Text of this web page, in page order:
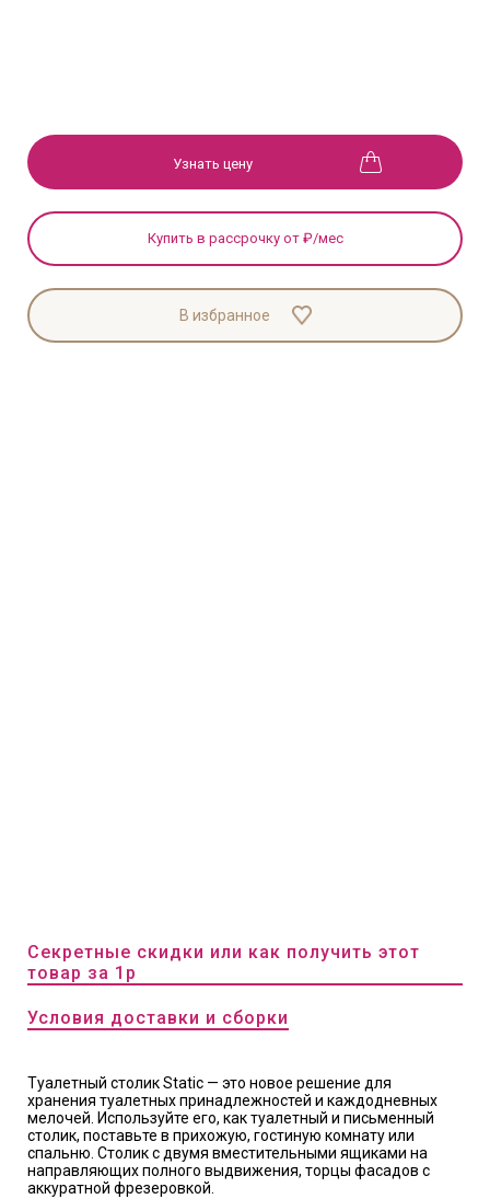
Узнать цену
Купить в рассрочку от ₽/мес
В избранное
Секретные скидки или как получить этот
товар за 1р
Условия доставки и сборки
Туалетный столик Static — это новое решение для
хранения туалетных принадлежностей и каждодневных
мелочей. Используйте его, как туалетный и письменный
столик, поставьте в прихожую, гостиную комнату или
спальню. Столик с двумя вместительными ящиками на
направляющих полного выдвижения, торцы фасадов с
аккуратной фрезеровкой.